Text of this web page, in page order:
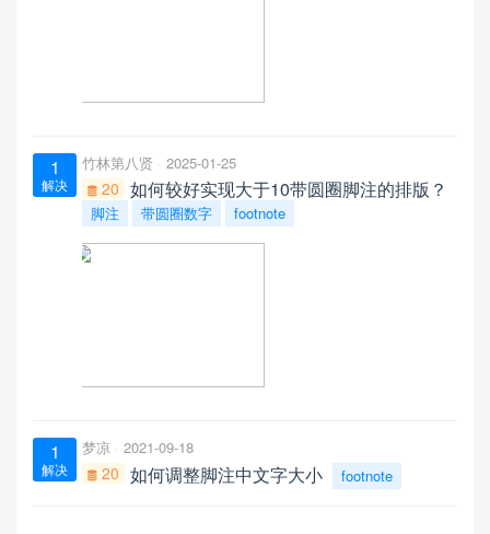
1
解决
竹林第八贤 2025-01-25
20 如何较好实现大于10带圆圈脚注的排版？
脚注 带圆圈数字 footnote
1
解决
梦凉 2021-09-18
20 如何调整脚注中文字大小 footnote